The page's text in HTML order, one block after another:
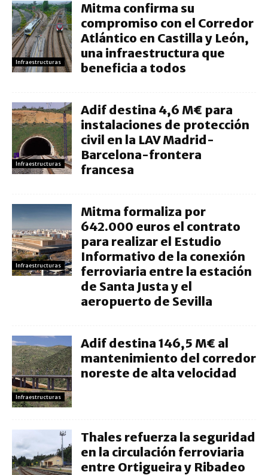
Infraestructuras
Mitma confirma su
compromiso con el Corredor
Atlántico en Castilla y León,
una infraestructura que
beneficia a todos
Infraestructuras
Adif destina 4,6 M€ para
instalaciones de protección
civil en la LAV Madrid-
Barcelona-frontera
francesa
Infraestructuras
Mitma formaliza por
642.000 euros el contrato
para realizar el Estudio
Informativo de la conexión
ferroviaria entre la estación
de Santa Justa y el
aeropuerto de Sevilla
Infraestructuras
Adif destina 146,5 M€ al
mantenimiento del corredor
noreste de alta velocidad
Thales refuerza la seguridad
en la circulación ferroviaria
entre Ortigueira y Ribadeo